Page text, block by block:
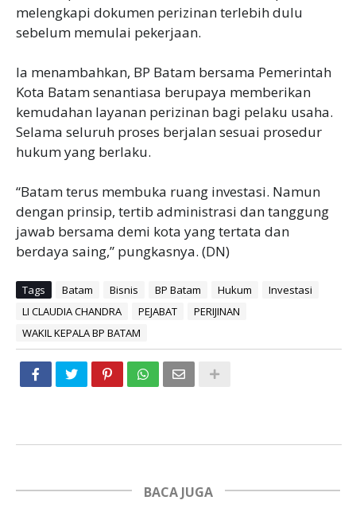
melengkapi dokumen perizinan terlebih dulu
sebelum memulai pekerjaan.
Ia menambahkan, BP Batam bersama Pemerintah
Kota Batam senantiasa berupaya memberikan
kemudahan layanan perizinan bagi pelaku usaha.
Selama seluruh proses berjalan sesuai prosedur
hukum yang berlaku.
“Batam terus membuka ruang investasi. Namun
dengan prinsip, tertib administrasi dan tanggung
jawab bersama demi kota yang tertata dan
berdaya saing,” pungkasnya. (DN)
Tags Batam Bisnis BP Batam Hukum
Investasi
LI CLAUDIA CHANDRA
PEJABAT
PERIJINAN
WAKIL KEPALA BP BATAM
BACA JUGA